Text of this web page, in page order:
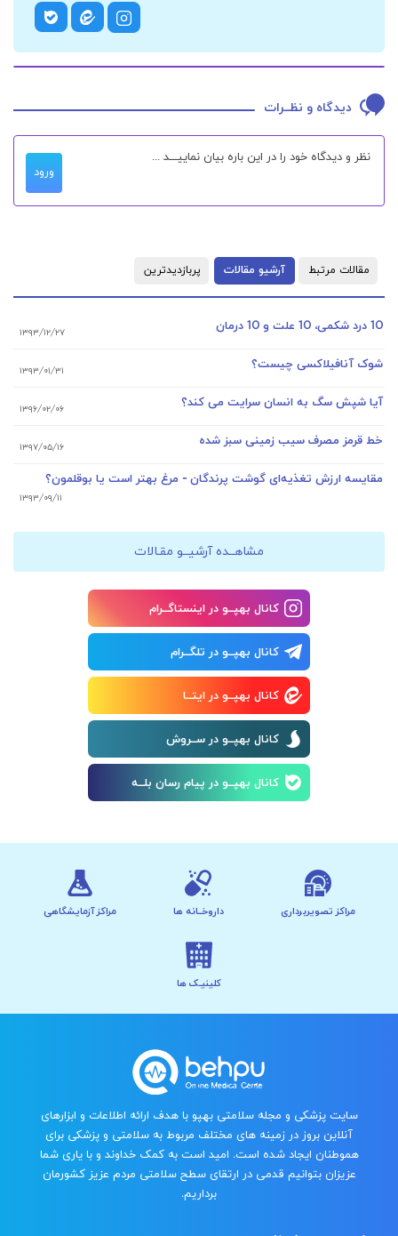
دیدگاه و نظــرات
ورود
مقالات مرتبط آرشیو مقالات پربازدیدترین
10 درد شکمی، 10 علت و 10 درمان ۱۳۹۳/۱۲/۲۷
شوک آنافیلاکسی چیست؟ ۱۳۹۳/۰۱/۳۱
آیا شپش سگ به انسان سرایت می کند؟ ۱۳۹۶/۰۲/۰۶
خط قرمز مصرف سیب زمینی سبز شده ۱۳۹۷/۰۵/۱۶
مقایسه ارزش تغذیه‌ای گوشت پرندگان - مرغ بهتر است یا بوقلمون؟
۱۳۹۳/۰۹/۱۱
مشاهــده آرشیــو مقـالات
کانال بهپــو در اینستاگــرام
کانال بهپــو در تلگــرام
کانال بهپــو در ایتــا
کانال بهپــو در ســروش
کانال بهپــو در پیام رسان بلــه
مراکز تصویربرداری داروخــانه ها مراکز آزمایشگاهی
کلینیـک ها
سایت پزشکی و مجله سلامتی بهپو با هدف ارائه اطلاعات و ابزارهای
آنلاین بروز در زمینه های مختلف مربوط به سلامتی و پزشکی برای
هموطنان ایجاد شده است. امید است به کمک خداوند و با یاری شما
عزیزان بتوانیم قدمی در ارتقای سطح سلامتی مردم عزیز کشورمان
برداریم.